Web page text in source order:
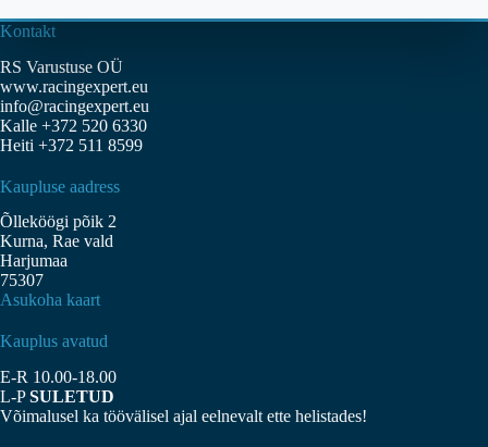
Kontakt
RS Varustuse OÜ
www.racingexpert.eu
info@racingexpert.eu
Kalle +372 520 6330
Heiti +372 511 8599
Kaupluse aadress
Õlleköögi põik 2
Kurna, Rae vald
Harjumaa
75307
Asukoha kaart
Kauplus avatud
E-R 10.00-18.00
L-PSULETUD
Võimalusel ka töövälisel ajal eelnevalt ette helistades!